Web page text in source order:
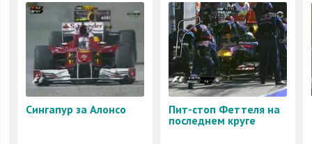
Сингапур за Алонсо
Пит-стоп Феттеля на
последнем круге